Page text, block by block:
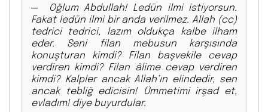
─ Oğlum Abdullah! Ledün ilmi istiyorsun.
Fakat ledün ilmi bir anda verilmez. Allah (cc)
tedrici tedrici, lazım oldukça kalbe ilham
eder. Seni filan mebusun karşısında
konuşturan kimdi? Filan başvekile cevap
verdiren kimdi? Filan âlime cevap verdiren
kimdi? Kalpler ancak Allah’ın elindedir, sen
ancak tebliğ edicisin! Ümmetimi irşad et,
evladım! diye buyurdular.